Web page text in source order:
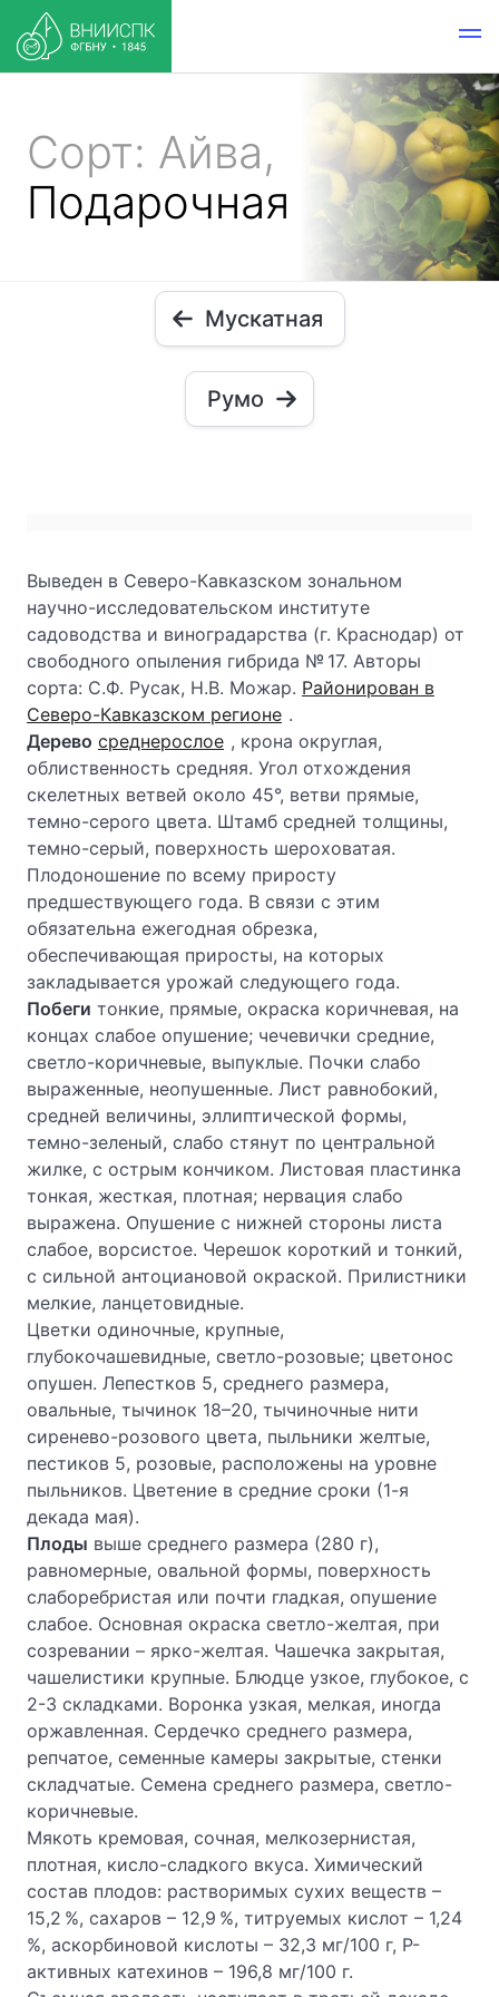
Сорт: Айва,
Подарочная
Мускатная
Румо
Выведен в Северо-Кавказском зональном
научно-исследовательском институте
садоводства и виноградарства (г. Краснодар) от
свободного опыления гибрида № 17. Авторы
сорта: С.Ф. Русак, Н.В. Можар. Районирован в
Северо-Кавказском регионе .
Дерево среднерослое , крона округлая,
облиственность средняя. Угол отхождения
скелетных ветвей около 45°, ветви прямые,
темно-серого цвета. Штамб средней толщины,
темно-серый, поверхность шероховатая.
Плодоношение по всему приросту
предшествующего года. В связи с этим
обязательна ежегодная обрезка,
обеспечивающая приросты, на которых
закладывается урожай следующего года.
Побеги тонкие, прямые, окраска коричневая, на
концах слабое опушение; чечевички средние,
светло-коричневые, выпуклые. Почки слабо
выраженные, неопушенные. Лист равнобокий,
средней величины, эллиптической формы,
темно-зеленый, слабо стянут по центральной
жилке, с острым кончиком. Листовая пластинка
тонкая, жесткая, плотная; нервация слабо
выражена. Опушение с нижней стороны листа
слабое, ворсистое. Черешок короткий и тонкий,
с сильной антоциановой окраской. Прилистники
мелкие, ланцетовидные.
Цветки одиночные, крупные,
глубокочашевидные, светло-розовые; цветонос
опушен. Лепестков 5, среднего размера,
овальные, тычинок 18–20, тычиночные нити
сиренево-розового цвета, пыльники желтые,
пестиков 5, розовые, расположены на уровне
пыльников. Цветение в средние сроки (1-я
декада мая).
Плоды выше среднего размера (280 г),
равномерные, овальной формы, поверхность
слаборебристая или почти гладкая, опушение
слабое. Основная окраска светло-желтая, при
созревании – ярко-желтая. Чашечка закрытая,
чашелистики крупные. Блюдце узкое, глубокое, с
2-3 складками. Воронка узкая, мелкая, иногда
оржавленная. Сердечко среднего размера,
репчатое, семенные камеры закрытые, стенки
складчатые. Семена среднего размера, светло-
коричневые.
Мякоть кремовая, сочная, мелкозернистая,
плотная, кисло-сладкого вкуса. Химический
состав плодов: растворимых сухих веществ –
15,2 %, сахаров – 12,9 %, титруемых кислот – 1,24
%, аскорбиновой кислоты – 32,3 мг/100 г, Р-
активных катехинов – 196,8 мг/100 г.